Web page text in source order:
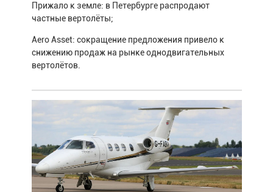
Прижало к земле: в Петербурге распродают
частные вертолёты;
Aero Asset: сокращение предложения привело к
снижению продаж на рынке однодвигательных
вертолётов.